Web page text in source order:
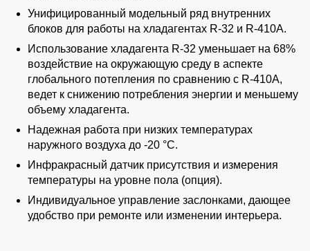
Унифицированный модельный ряд внутренних
блоков для работы на хладагентах R-32 и R-410A.
Использование хладагента R-32 уменьшает на 68%
воздействие на окружающую среду в аспекте
глобального потепления по сравнению с R-410A,
ведет к снижению потребления энергии и меньшему
объему хладагента.
Надежная работа при низких температурах
наружного воздуха до -20 °С.
Инфракрасный датчик присутствия и измерения
температуры на уровне пола (опция).
Индивидуальное управление заслонками, дающее
удобство при ремонте или изменении интерьера.